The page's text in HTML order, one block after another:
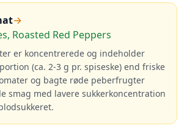
→
Roasted Red Peppers
er koncentrerede og indeholder
(ca. 2-3 g pr. spiseske) end friske
og bagte røde peberfrugter
smag med lavere sukkerkoncentration